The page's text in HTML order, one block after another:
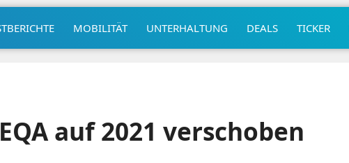
MOBILITÄT UNTERHALTUNG DEALS TICKER
auf 2021 verschoben